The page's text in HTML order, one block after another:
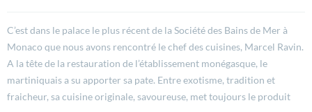
C’est dans le palace le plus récent de la Société des Bains de Mer à
Monaco que nous avons rencontré le chef des cuisines, Marcel Ravin.
A la tête de la restauration de l’établissement monégasque, le
martiniquais a su apporter sa pate. Entre exotisme, tradition et
fraicheur, sa cuisine originale, savoureuse, met toujours le produit